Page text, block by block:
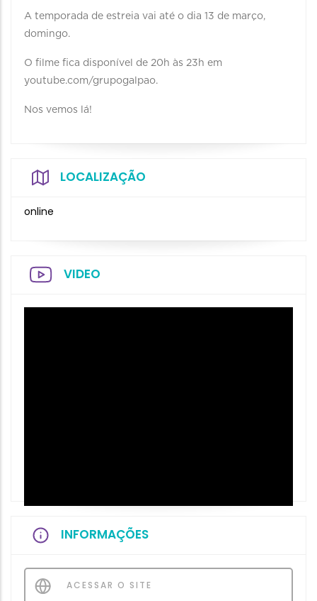
A temporada de estreia vai até o dia 13 de março,
domingo.
O filme fica disponível de 20h às 23h em
youtube.com/grupogalpao.
Nos vemos lá!
LOCALIZAÇÃO
online
VIDEO
INFORMAÇÕES
ACESSAR O SITE